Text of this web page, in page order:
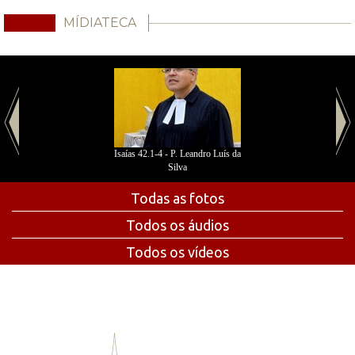
MÍDIATECA
Isaías 42.1-4 - P. Leandro Luís da
Silva
Todas as fotos
Todos os áudios
Todos os vídeos